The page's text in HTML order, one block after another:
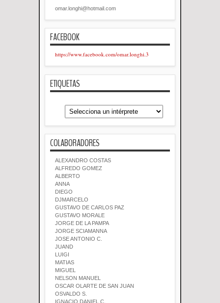
omar.longhi@hotmail.com
FACEBOOK
https://www.facebook.com/omar.longhi.3
ETIQUETAS
COLABORADORES
ALEXANDRO COSTAS
ALFREDO GOMEZ
ALBERTO
ANNA
DIEGO
DJMARCELO
GUSTAVO DE CARLOS PAZ
GUSTAVO MORALE
JORGE DE LA PAMPA
JORGE SCIAMANNA
JOSE ANTONIO C.
JUAND
LUIGI
MATIAS
MIGUEL
NELSON MANUEL
OSCAR OLARTE DE SAN JUAN
OSVALDO S.
IGNACIO DANIEL C.